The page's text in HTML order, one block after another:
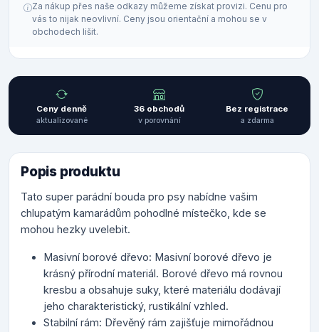
Za nákup přes naše odkazy můžeme získat provizi. Cenu pro
vás to nijak neovlivní. Ceny jsou orientační a mohou se v
obchodech lišit.
Ceny denně
aktualizované
36 obchodů
v porovnání
Bez registrace
a zdarma
Popis produktu
Tato super parádní bouda pro psy nabídne vašim
chlupatým kamarádům pohodlné místečko, kde se
mohou hezky uvelebit.
Masivní borové dřevo: Masivní borové dřevo je
krásný přírodní materiál. Borové dřevo má rovnou
kresbu a obsahuje suky, které materiálu dodávají
jeho charakteristický, rustikální vzhled.
Stabilní rám: Dřevěný rám zajišťuje mimořádnou